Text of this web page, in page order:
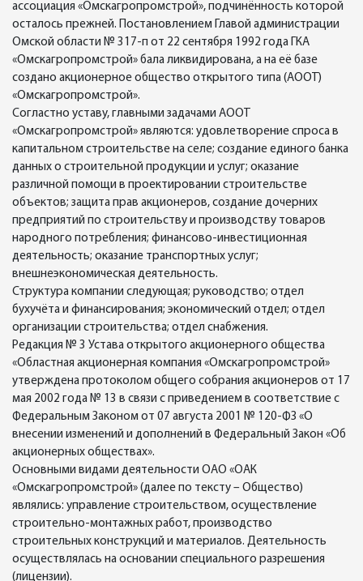
ассоциация «Омскагропромстрой», подчинённость которой
осталось прежней. Постановлением Главой администрации
Омской области № 317-п от 22 сентября 1992 года ГКА
«Омскагропромстрой» бала ликвидирована, а на её базе
создано акционерное общество открытого типа (АООТ)
«Омскагропромстрой».
Согластно уставу, главными задачами АООТ
«Омскагропромстрой» являются: удовлетворение спроса в
капитальном строительстве на селе; создание единого банка
данных о строительной продукции и услуг; оказание
различной помощи в проектировании строительстве
объектов; защита прав акционеров, создание дочерних
предприятий по строительству и производству товаров
народного потребления; финансово-инвестиционная
деятельность; оказание транспортных услуг;
внешнеэкономическая деятельность.
Структура компании следующая; руководство; отдел
бухучёта и финансирования; экономический отдел; отдел
организации строительства; отдел снабжения.
Редакция № 3 Устава открытого акционерного общества
«Областная акционерная компания «Омскагропромстрой»
утверждена протоколом общего собрания акционеров от 17
мая 2002 года № 13 в связи с приведением в соответствие с
Федеральным Законом от 07 августа 2001 № 120-ФЗ «О
внесении изменений и дополнений в Федеральный Закон «Об
акционерных обществах».
Основными видами деятельности ОАО «ОАК
«Омскагропромстрой» (далее по тексту – Общество)
являлись: управление строительством, осуществление
строительно-монтажных работ, производство
строительных конструкций и материалов. Деятельность
осуществлялась на основании специального разрешения
(лицензии).